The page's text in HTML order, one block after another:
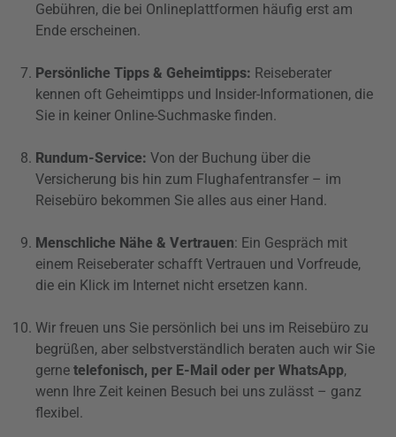
Gebühren, die bei Onlineplattformen häufig erst am
Ende erscheinen.
Persönliche Tipps & Geheimtipps: Reiseberater
kennen oft Geheimtipps und Insider-Informationen, die
Sie in keiner Online-Suchmaske finden.
Rundum-Service: Von der Buchung über die
Versicherung bis hin zum Flughafentransfer – im
Reisebüro bekommen Sie alles aus einer Hand.
Menschliche Nähe & Vertrauen: Ein Gespräch mit
einem Reiseberater schafft Vertrauen und Vorfreude,
die ein Klick im Internet nicht ersetzen kann.
Wir freuen uns Sie persönlich bei uns im Reisebüro zu
begrüßen, aber selbstverständlich beraten auch wir Sie
gerne telefonisch, per E-Mail oder per WhatsApp,
wenn Ihre Zeit keinen Besuch bei uns zulässt – ganz
flexibel.